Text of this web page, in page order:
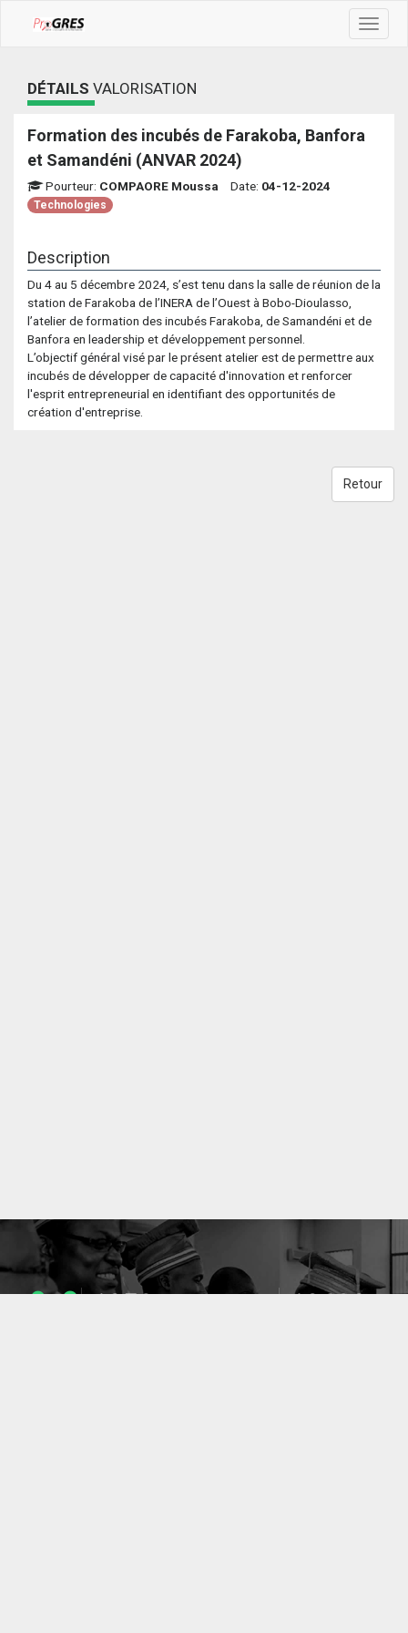
Toggle
DÉTAILS VALORISATION
Formation des incubés de Farakoba, Banfora
et Samandéni (ANVAR 2024)
Pourteur: COMPAORE Moussa Date: 04-12-2024
Technologies
Description
Du 4 au 5 décembre 2024, s’est tenu dans la salle de réunion de la
station de Farakoba de l’INERA de l’Ouest à Bobo-Dioulasso,
l’atelier de formation des incubés Farakoba, de Samandéni et de
Banfora en leadership et développement personnel.
L’objectif général visé par le présent atelier est de permettre aux
incubés de développer de capacité d'innovation et renforcer
l'esprit entrepreneurial en identifiant des opportunités de
création d'entreprise.
Retour
1053 10633